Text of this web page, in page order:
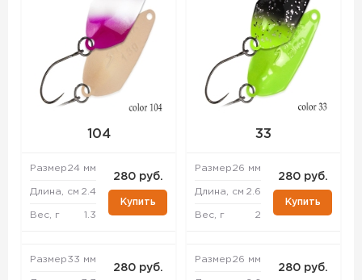
104
Размер24 мм
Длина, см 2.4
Вес, г 1.3
280 руб.
Купить
Размер33 мм
280 руб.
33
Размер26 мм
Длина, см 2.6
Вес, г 2
280 руб.
Купить
Размер26 мм
280 руб.